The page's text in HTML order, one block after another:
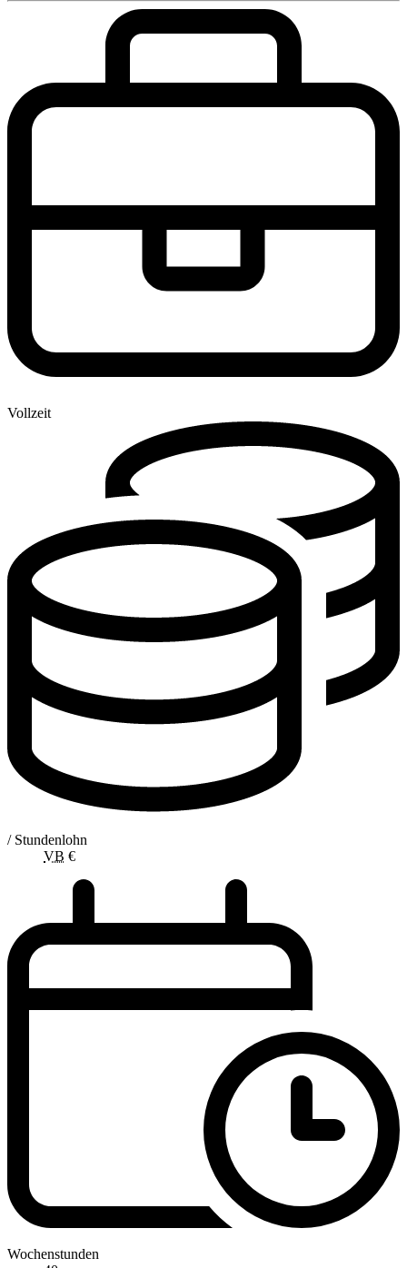
Vollzeit
/ Stundenlohn
VB €
Wochenstunden